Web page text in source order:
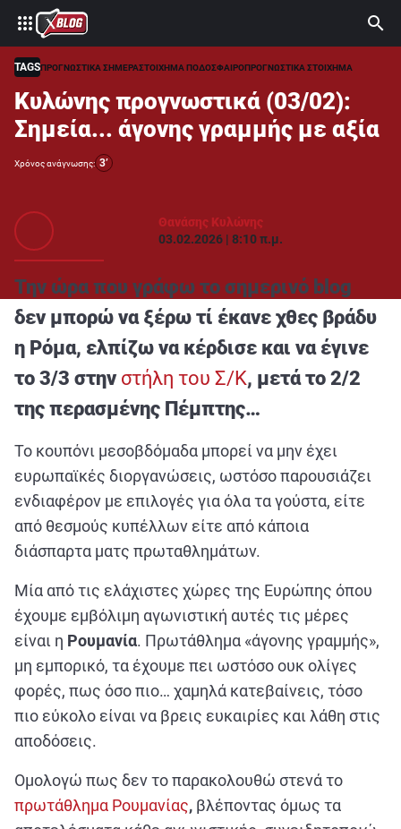
⚽ ΜΟΥΝΤΙΑΛ 2026
ΣΤΟΙΧΗΜΑ
CASINO
ΠΡΟΓΝΩΣΤΙΚΑ ΤIPSTERS
ΠΡΟΓΝΩΣΤΙΚΑ ΚΑΤΗΓΟΡΙΕΣ
ΠΡΟΣΦΟΡΕΣ
ΔΙΑΓΩΝΙΣΜΟΙ
TSILI LEAGUE
RETRO
BLOGS
QUIZ
ΑΘΛΗΤΙΚΑ
ΑΘΛΗΤΙΚΕΣ ΜΕΤΑΔΟΣΕΙΣ
Εξυπηρέτηση Πελατών
TAGSΠΡΟΓΝΩΣΤΙΚΑ ΣΗΜΕΡΑΣΤΟΙΧΗΜΑ ΠΟΔΟΣΦΑΙΡΟΠΡΟΓΝΩΣΤΙΚΑ ΣΤΟΙΧΗΜΑ
Κυλώνης προγνωστικά (03/02):
Σημεία... άγονης γραμμής με αξία
Χρόνος ανάγνωσης: 3’
Θανάσης Κυλώνης
03.02.2026 | 8:10 π.μ.
Την ώρα που γράφω το σημερινό blog
δεν μπορώ να ξέρω τί έκανε χθες βράδυ
η Ρόμα, ελπίζω να κέρδισε και να έγινε
το 3/3 στην στήλη του Σ/Κ, μετά το 2/2
της περασμένης Πέμπτης…
Το κουπόνι μεσοβδόμαδα μπορεί να μην έχει
ευρωπαϊκές διοργανώσεις, ωστόσο παρουσιάζει
ενδιαφέρον με επιλογές για όλα τα γούστα, είτε
από θεσμούς κυπέλλων είτε από κάποια
διάσπαρτα ματς πρωταθλημάτων.
Μία από τις ελάχιστες χώρες της Ευρώπης όπου
έχουμε εμβόλιμη αγωνιστική αυτές τις μέρες
είναι η Ρουμανία. Πρωτάθλημα «άγονης γραμμής»,
μη εμπορικό, τα έχουμε πει ωστόσο ουκ ολίγες
φορές, πως όσο πιο… χαμηλά κατεβαίνεις, τόσο
πιο εύκολο είναι να βρεις ευκαιρίες και λάθη στις
αποδόσεις.
Ομολογώ πως δεν το παρακολουθώ στενά το
πρωτάθλημα Ρουμανίας, βλέποντας όμως τα